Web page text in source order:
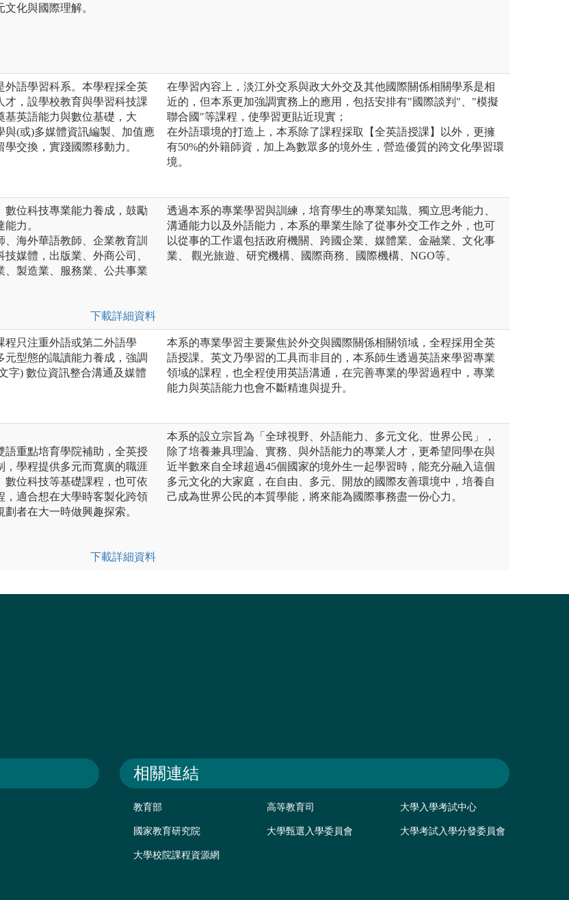
化與國際理解。
外語學習科系。本學程採全英
，設學校教育與學習科技課
基英語能力與數位基礎，大
與(或)多媒體資訊編製、加值應
交換，實踐國際移動力。
在學習內容上，淡江外交系與政大外交及其他國際關係相關學系是相
近的，但本系更加強調實務上的應用，包括安排有"國際談判"、"模擬
聯合國"等課程，使學習更貼近現實；
在外語環境的打造上，本系除了課程採取【全英語授課】以外，更擁
有50%的外籍師資，加上為數眾多的境外生，營造優質的跨文化學習環
境。
數位科技專業能力養成，鼓勵
力。
海外華語教師、企業教育訓
媒體，出版業、外商公司、
製造業、服務業、公共事業
下載詳細資料
透過本系的專業學習與訓練，培育學生的專業知識、獨立思考能力、
溝通能力以及外語能力，本系的畢業生除了從事外交工作之外，也可
以從事的工作還包括政府機關、跨國企業、媒體業、金融業、文化事
業、 觀光旅遊、研究機構、國際商務、國際機構、NGO等。
程只注重外語或第二外語學
型態的識讀能力養成，強調
字) 數位資訊整合溝通及媒體
本系的專業學習主要聚焦於外交與國際關係相關領域，全程採用全英
語授課。英文乃學習的工具而非目的，本系師生透過英語來學習專業
領域的課程，也全程使用英語溝通，在完善專業的學習過程中，專業
能力與英語能力也會不斷精進與提升。
語重點培育學院補助，全英授
，學程提供多元而寬廣的職涯
位科技等基礎課程，也可依
，適合想在大學時客製化跨領
者在大一時做興趣探索。
下載詳細資料
本系的設立宗旨為「全球視野、外語能力、多元文化、世界公民」，
除了培養兼具理論、實務、與外語能力的專業人才，更希望同學在與
近半數來自全球超過45個國家的境外生一起學習時，能充分融入這個
多元文化的大家庭，在自由、多元、開放的國際友善環境中，培養自
己成為世界公民的本質學能，將來能為國際事務盡一份心力。
相關連結
教育部 高等教育司 大學入學考試中心
國家教育研究院 大學甄選入學委員會 大學考試入學分發委員會
大學校院課程資源網